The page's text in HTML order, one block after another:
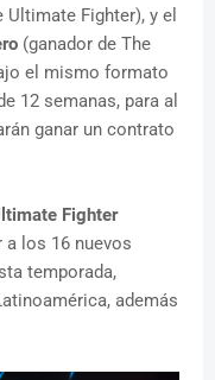
Ultimate Fighter), y el
(ganador de The
el mismo formato
12 semanas, para al
ganar un contrato
Fighter
los 16 nuevos
temporada,
además